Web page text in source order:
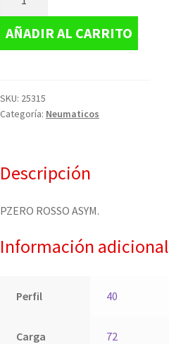
AÑADIR AL CARRITO
SKU: 25315
Categoría: Neumaticos
Descripción
PZERO ROSSO ASYM.
Información adicional
Perfil 40
Carga 72